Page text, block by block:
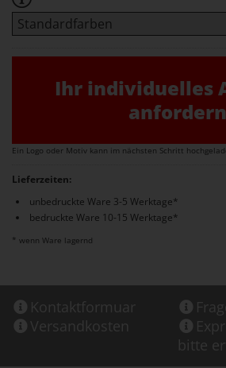
Ihr individuelles
anfordern
Ein Logo oder Motiv kann im nächsten Schritt
Lieferzeiten:
unbedruckte Ware 3-5 Werktage*
bedruckte Ware 10-15 Werktage*
* wenn Ware lagernd
Kontaktformuar
Versandkosten
bitte